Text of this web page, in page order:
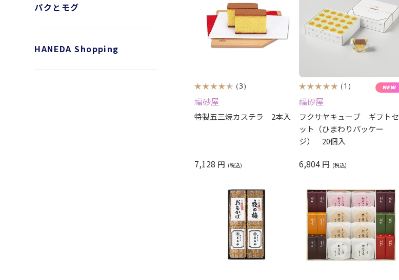
パクとモグ
HANEDA Shopping
（3）
福砂屋
特製五三焼カステラ 2本入
7,128 円
（1）
福砂屋
フクサヤキューブ ギフトセ
ット（ひまわりパッケー
ジ） 20個入
6,804 円